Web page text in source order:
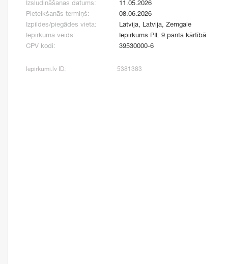
Izsludināšanas datums:
11.05.2026
Pieteikšanās termiņš:
08.06.2026
Izpildes/piegādes vieta:
Latvija, Latvija, Zemgale
Iepirkuma veids:
Iepirkums PIL 9.panta kārtībā
CPV kodi:
39530000-6
Iepirkumi.lv ID: 5381383